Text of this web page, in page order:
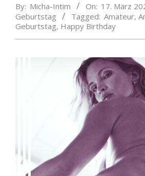
By: Micha-Intim On: 17. März
Geburtstag
Tagged: Amateur,
Geburtstag, Happy Birthday